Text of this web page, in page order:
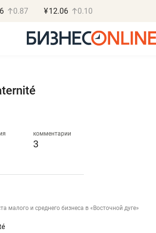
0.87 ¥12.06 0.10
комментарии
3
малого и среднего бизнеса в «Восточной дуге»
«Готовые решения»
заработать вообще,
росте цен, дотошных